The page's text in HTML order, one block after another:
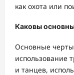
как охота или
Каковы
Основные
использование
и танцев,